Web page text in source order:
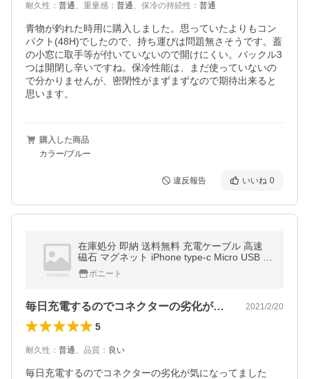
耐久性 ： 普通、 重量感 ： 普通、 保冷の持続性 ： 普通
青物が釣れた時用に購入しました。思っていたよりもコン
パクト(48H)でしたので、持ち運びは問題無さそうです。蓋
の小窓に取手等が付いていないので開けにくい。バックル3
つは開閉し辛いですね。保冷性能は、まだ使っていないの
で分かりませんが、密閉性がまずまずなので期待出来ると
思います。
購入した商品
カラー/ブルー
違反報告 いいね 0
在庫処分 即納 送料無料 充電ケーブル 高速
磁石 マグネット iPhone type-c Micro USB 急
速充電 ス
ボニート
毎日充電するのでコネクターの劣化が気に… 2021/2/20
5
耐久性 ： 普通、 品質 ： 良い
毎日充電するのでコネクターの劣化が気になってました